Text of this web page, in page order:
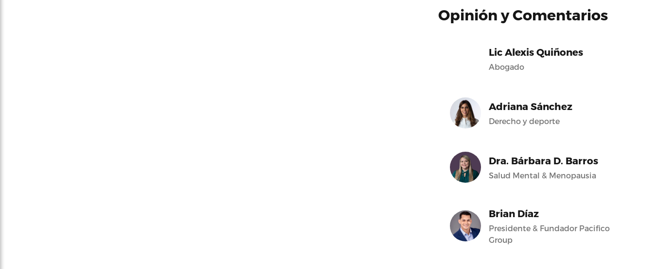
Opinión y Comentarios
Lic Alexis Quiñones
Abogado
Adriana Sánchez
Derecho y deporte
Dra. Bárbara D. Barros
Salud Mental & Menopausia
Brian Díaz
Presidente & Fundador Pacifico
Group